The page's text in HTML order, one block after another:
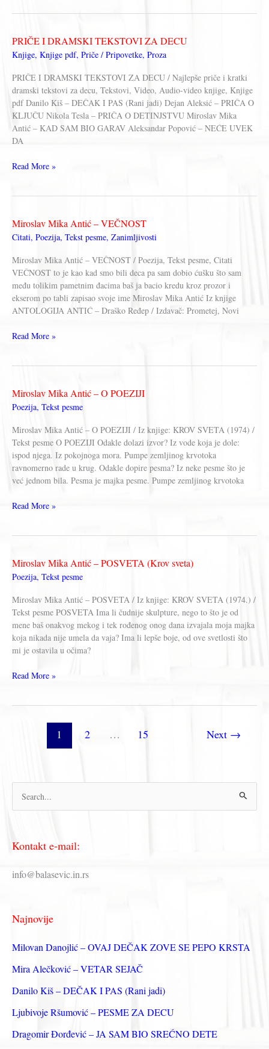
PESMA
PRIČE I DRAMSKI TEKSTOVI ZA DECU
Knjige, Knjige pdf, Priče / Pripovetke, Proza
PRIČE I DRAMSKI TEKSTOVI ZA DECU / Najlepše priče i kratki
dramski tekstovi za decu, Tekstovi, Video, Audio-video knjige, Knjige
pdf Danilo Kiš – DEČAK I PAS (Rani jadi) Dejan Aleksić – PRIČA O
KLJUČU Nikola Tesla – PRIČA O DETINJSTVU Miroslav Mika
Antić – KAD SAM BIO GARAV Aleksandar Popović – NEĆE UVEK
DA
PRIČE
DECU
Read More »
Miroslav Mika Antić – VEČNOST
Citati, Poezija, Tekst pesme, Zanimljivosti
Miroslav Mika Antić – VEČNOST / Poezija, Tekst pesme, Citati
VEČNOST to je kao kad smo bili deca pa sam dobio ćušku što sam
među tolikim pametnim đacima baš ja bacio kredu kroz prozor i
ekserom po tabli zapisao svoje ime Miroslav Mika Antić Iz knjige
ANTOLOGIJA ANTIĆ – Draško Ređep / Izdavač: Prometej, Novi
Miroslav
Read More »
Miroslav Mika Antić – O POEZIJI
Poezija, Tekst pesme
Miroslav Mika Antić – O POEZIJI / Iz knjige: KROV SVETA (1974) /
Tekst pesme O POEZIJI Odakle dolazi izvor? Iz vode koja je dole:
ispod njega. Iz pokojnoga mora. Pumpe zemljinog krvotoka
ravnomerno rade u krug. Odakle dopire pesma? Iz neke pesme što je
već jednom bila. Pesma je majka pesme. Pumpe zemljinog krvotoka
Miroslav
POEZIJI
Read More »
Miroslav Mika Antić – POSVETA (Krov sveta)
Poezija, Tekst pesme
Miroslav Mika Antić – POSVETA / Iz knjige: KROV SVETA (1974.) /
Tekst pesme POSVETA Ima li čudnije skulpture, nego to što je od
mene baš onakvog mekog i tek rođenog onog dana izvajala moja majka
koja nikada nije umela da vaja? Ima li lepše boje, od ove svetlosti što
mi je ostavila u očima?
Miroslav
POSVETA
Read More »
1 2 … 15 Next →
р
т
а
з
а
Kontakt e-mail:
info@balasevic.in.rs
Najnovije
Milovan Danojlić – OVAJ DEČAK ZOVE SE PEPO KRSTA
Mira Alečković – VETAR SEJAČ
Danilo Kiš – DEČAK I PAS (Rani jadi)
Ljubivoje Ršumović – PESME ZA DECU
Dragomir Đorđević – JA SAM BIO SREĆNO DETE